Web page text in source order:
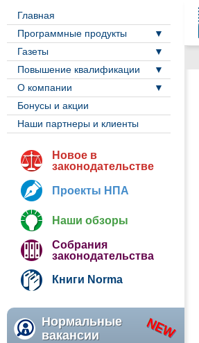
Главная
Программные продукты
Газеты
Повышение квалификации
О компании
Бонусы и акции
Наши партнеры и клиенты
Новое в
законодательстве
Проекты НПА
Наши обзоры
Собрания
законодательства
Книги Norma
Нормальные
вакансии